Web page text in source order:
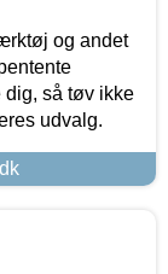
og andet
så tøv ikke
udvalg.